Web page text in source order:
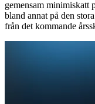
gemensam minimiskatt
bland annat på den
från det kommande